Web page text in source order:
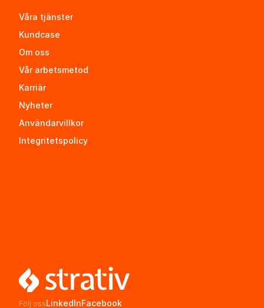
Våra tjänster
Kundcase
Om oss
Vår arbetsmetod
Karriär
Nyheter
Användarvillkor
Integritetspolicy
Följ ossLinkedInFacebook